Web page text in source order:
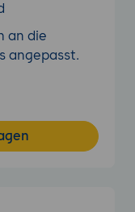
an die
angepasst.